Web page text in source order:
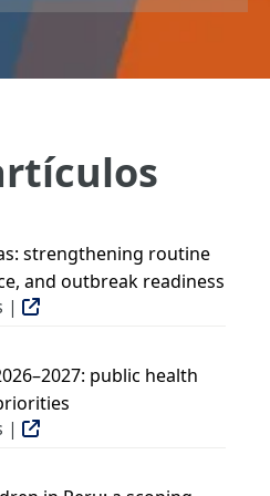
strengthening routine
and outbreak readiness
|
public health
|